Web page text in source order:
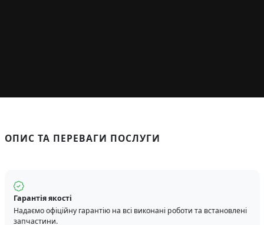
ОПИС ТА ПЕРЕВАГИ ПОСЛУГИ
Гарантія якості
Надаємо офіційну гарантію на всі виконані роботи та встановлені
запчастини.